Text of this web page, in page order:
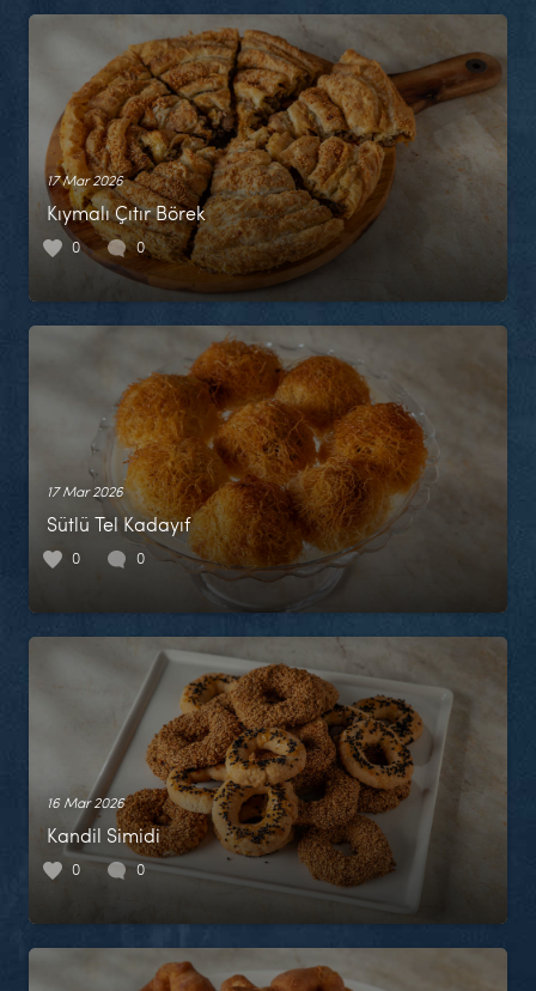
17 Mar 2026
Kıymalı Çıtır Börek
0 0
17 Mar 2026
Sütlü Tel Kadayıf
0 0
16 Mar 2026
Kandil Simidi
0 0